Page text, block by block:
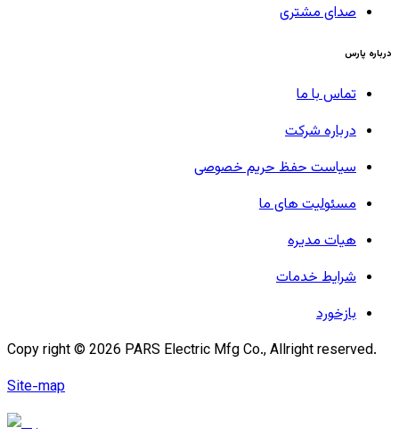
صدای مشتری
درباره پارس
تماس با ما
درباره شرکت
سیاست حفظ حریم خصوصی
مسئولیت های ما
هیات مدیره
شرایط خدمات
بازخورد
Copy right © 2026 PARS Electric Mfg Co., Allright reserved.
Site-map